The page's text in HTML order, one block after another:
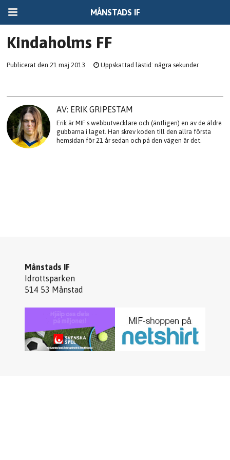
MÅNSTADS IF
Kindaholms FF
Publicerat den 21 maj 2013 Uppskattad lästid: några sekunder
AV: ERIK GRIPESTAM
Erik är MIF:s webbutvecklare och (äntligen) en av de äldre
gubbarna i laget. Han skrev koden till den allra första
hemsidan för 21 år sedan och på den vägen är det.
Månstads IF
Idrottsparken
514 53 Månstad